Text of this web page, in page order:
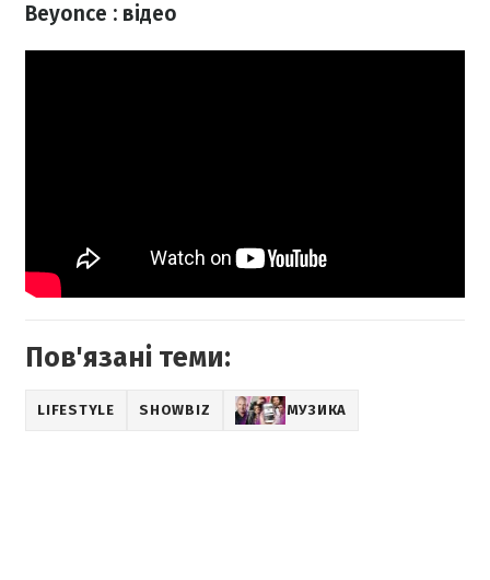
Beyonce : відео
Пов'язані теми:
LIFESTYLE SHOWBIZ МУЗИКА